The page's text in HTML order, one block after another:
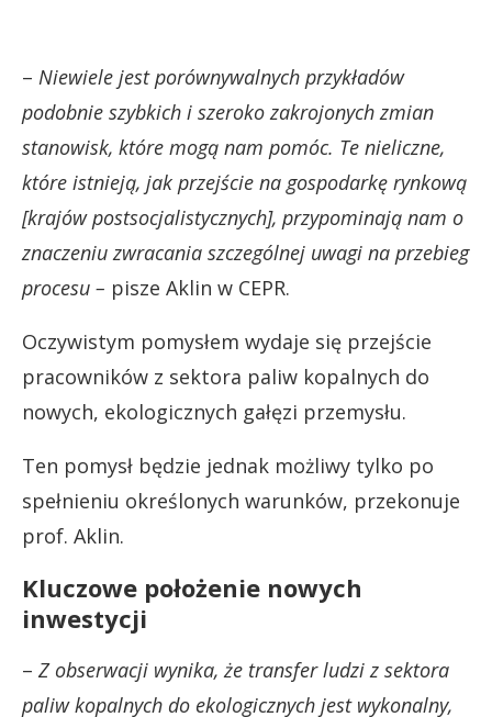
– Niewiele jest porównywalnych przykładów
podobnie szybkich i szeroko zakrojonych zmian
stanowisk, które mogą nam pomóc. Te nieliczne,
które istnieją, jak przejście na gospodarkę rynkową
[krajów postsocjalistycznych], przypominają nam o
znaczeniu zwracania szczególnej uwagi na przebieg
procesu – pisze Aklin w CEPR.
Oczywistym pomysłem wydaje się przejście
pracowników z sektora paliw kopalnych do
nowych, ekologicznych gałęzi przemysłu.
Ten pomysł będzie jednak możliwy tylko po
spełnieniu określonych warunków, przekonuje
prof. Aklin.
Kluczowe położenie nowych
inwestycji
– Z obserwacji wynika, że ​​transfer ludzi z sektora
paliw kopalnych do ekologicznych jest wykonalny,